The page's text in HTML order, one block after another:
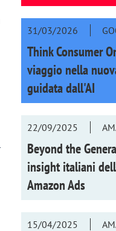
31/03/2026
Think Consumer
viaggio nella
guidata dall'AI
22/09/2025
Beyond the
insight italiani
Amazon Ads
15/04/2025